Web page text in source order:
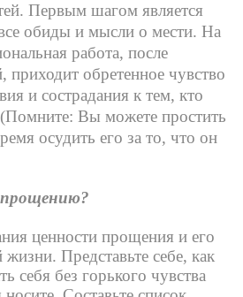
Первым шагом является
обиды и мысли о мести. На
работа, после
приходит обретенное чувство
и сострадания к тем, кто
Вы можете простить
осудить его за то, что он
ценности прощения и его
Представьте себе, как
себя без горького чувства